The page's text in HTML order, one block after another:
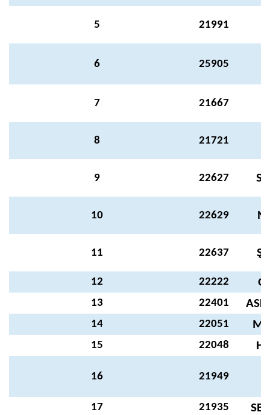
5 21991
6 25905
7 21667
8 21721
9 22627
10 22629
11 22637
12 22222
13 22401
14 22051
15 22048
16 21949
17 21935